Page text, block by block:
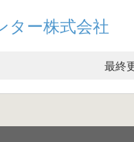
ター株式会社
最終